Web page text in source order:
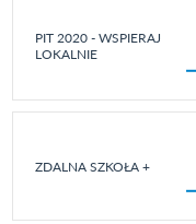
PIT 2020 - WSPIERAJ
LOKALNIE
ZDALNA SZKOŁA +